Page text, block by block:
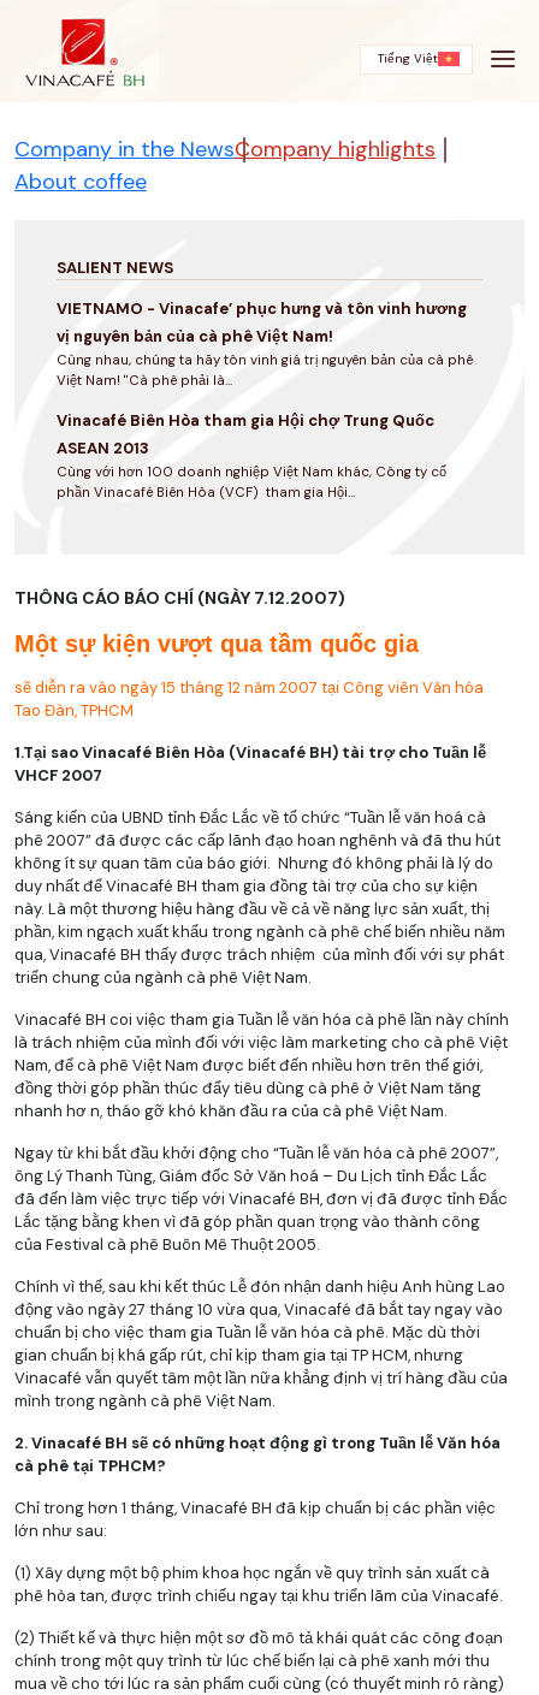
Tiếng Việt
Company in the NewsCompany highlights
About coffee
SALIENT NEWS
VIETNAMO - Vinacafe’ phục hưng và tôn vinh hương
vị nguyên bản của cà phê Việt Nam!
Cùng nhau, chúng ta hãy tôn vinh giá trị nguyên bản của cà phê
Việt Nam! "Cà phê phải là...
Vinacafé Biên Hòa tham gia Hội chợ Trung Quốc
ASEAN 2013
Cùng với hơn 100 doanh nghiệp Việt Nam khác, Công ty cổ
phần Vinacafé Biên Hòa (VCF) tham gia Hội...
THÔNG CÁO BÁO CHÍ (NGÀY 7.12.2007)
Một sự kiện vượt qua tầm quốc gia
sẽ diễn ra vào ngày 15 tháng 12 năm 2007 tại Công viên Văn hóa
Tao Đàn, TPHCM
1.Tại sao Vinacafé Biên Hòa (Vinacafé BH) tài trợ cho Tuần lễ
VHCF 2007
Sáng kiến của UBND tỉnh Đắc Lắc về tổ chức “Tuần lễ văn hoá cà
phê 2007” đã được các cấp lãnh đạo hoan nghênh và đã thu hút
không ít sự quan tâm của báo giới. Nhưng đó không phải là lý do
duy nhất để Vinacafé BH tham gia đồng tài trợ của cho sự kiện
này. Là một thương hiệu hàng đầu về cả về năng lực sản xuất, thị
phần, kim ngạch xuất khẩu trong ngành cà phê chế biến nhiều năm
qua, Vinacafé BH thấy được trách nhiệm của mình đối với sự phát
triển chung của ngành cà phê Việt Nam.
Vinacafé BH coi việc tham gia Tuần lễ văn hóa cà phê lần này chính
là trách nhiệm của mình đối với việc làm marketing cho cà phê Việt
Nam, để cà phê Việt Nam được biết đến nhiều hơn trên thế giới,
đồng thời góp phần thúc đẩy tiêu dùng cà phê ở Việt Nam tăng
nhanh hơ n, tháo gỡ khó khăn đầu ra của cà phê Việt Nam.
Ngay từ khi bắt đầu khởi động cho “Tuần lễ văn hóa cà phê 2007”,
ông Lý Thanh Tùng, Giám đốc Sở Văn hoá – Du Lịch tỉnh Đắc Lắc
đã đến làm việc trực tiếp với Vinacafé BH, đơn vị đã được tỉnh Đắc
Lắc tặng bằng khen vì đã góp phần quan trọng vào thành công
của Festival cà phê Buôn Mê Thuột 2005.
Chính vì thế, sau khi kết thúc Lễ đón nhận danh hiệu Anh hùng Lao
động vào ngày 27 tháng 10 vừa qua, Vinacafé đã bắt tay ngay vào
chuẩn bị cho việc tham gia Tuần lễ văn hóa cà phê. Mặc dù thời
gian chuẩn bị khá gấp rút, chỉ kịp tham gia tại TP HCM, nhưng
Vinacafé vẫn quyết tâm một lần nữa khẳng định vị trí hàng đầu của
mình trong ngành cà phê Việt Nam.
2. Vinacafé BH sẽ có những hoạt động gì trong Tuần lễ Văn hóa
cà phê tại TPHCM?
Chỉ trong hơn 1 tháng, Vinacafé BH đã kịp chuẩn bị các phần việc
lớn như sau:
(1) Xây dựng một bộ phim khoa học ngắn về quy trình sản xuất cà
phê hòa tan, được trình chiếu ngay tại khu triển lãm của Vinacafé.
(2) Thiết kế và thực hiện một sơ đồ mô tả khái quát các công đoạn
chính trong một quy trình từ lúc chế biến lại cà phê xanh mới thu
mua về cho tới lúc ra sản phẩm cuối cùng (có thuyết minh rõ ràng)